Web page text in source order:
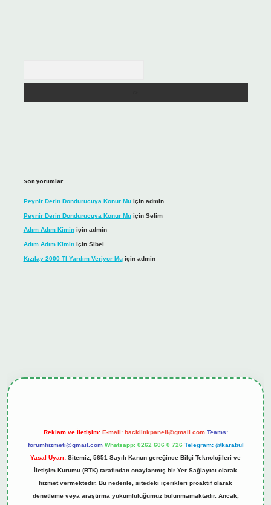
Son yorumlar
Peynir Derin Dondurucuya Konur Muiçin admin
Peynir Derin Dondurucuya Konur Muiçin Selim
Adım Adım Kiminiçin admin
Adım Adım Kiminiçin Sibel
Kızılay 2000 Tl Yardım Veriyor Muiçin admin
Reklam ve İletişim: E-mail: backlinkpaneli@gmail.com Teams:
forumhizmeti@gmail.com Whatsapp: 0262 606 0 726 Telegram: @karabul
Yasal Uyarı: Sitemiz, 5651 Sayılı Kanun gereğince Bilgi Teknolojileri ve
İletişim Kurumu (BTK) tarafından onaylanmış bir Yer Sağlayıcı olarak
hizmet vermektedir. Bu nedenle, sitedeki içerikleri proaktif olarak
denetleme veya araştırma yükümlülüğümüz bulunmamaktadır. Ancak,